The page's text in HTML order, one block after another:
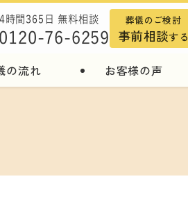
の流れ お客様の声
時間365日 無料相談
0120-76-6259
葬儀のご検討
事前相談する